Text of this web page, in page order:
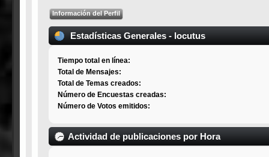
Información del Perfil
Estadísticas Generales - locutus
Tiempo total en línea:
Total de Mensajes:
Total de Temas creados:
Número de Encuestas creadas:
Número de Votos emitidos:
Actividad de publicaciones por Hora